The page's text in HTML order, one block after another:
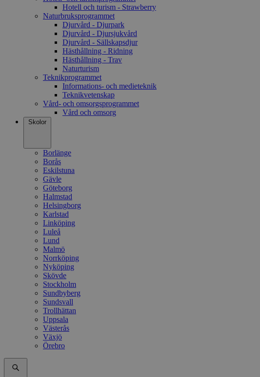
Hotell och turism - Strawberry
Naturbruksprogrammet
Djurvård - Djurpark
Djurvård - Djursjukvård
Djurvård - Sällskapsdjur
Hästhållning - Ridning
Hästhållning - Trav
Naturturism
Teknikprogrammet
Informations- och medieteknik
Teknikvetenskap
Vård- och omsorgsprogrammet
Vård och omsorg
Skolor
Borlänge
Borås
Eskilstuna
Gävle
Göteborg
Halmstad
Helsingborg
Karlstad
Linköping
Luleå
Lund
Malmö
Norrköping
Nyköping
Skövde
Stockholm
Sundbyberg
Sundsvall
Trollhättan
Uppsala
Västerås
Växjö
Örebro